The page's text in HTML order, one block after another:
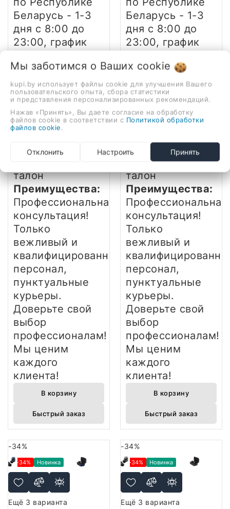
Беларусь - 1-3
дня с 8:00 до
23:00, график
населённый
пункт уточняйте
у менеджера
Гарантия:
фирменный
талон
Преимущества:
Профессиональная
консультация!
Только
вежливый и
квалифицированный
персонал,
пунктуальные
курьеры.
Доверьте свой
выбор
профессионалам!
Мы ценим
каждого
клиента!
В корзину
Быстрый заказ
Беларусь - 1-3
дня с 8:00 до
23:00, график
населённый
пункт уточняйте
у менеджера
Гарантия:
фирменный
гарантийный
талон
Преимущества:
Профессиональная
консультация!
Только
вежливый и
персонал,
пунктуальные
курьеры.
Доверьте свой
выбор
профессионалам!
Мы ценим
каждого
клиента!
В корзину
Быстрый заказ
-34%
-34% Новинка
Ещё 3 варианта
-34%
-34% Новинка
Ещё 3 варианта
Мы заботимся о Ваших cookie
kupi.by использует файлы cookie для улучшения Вашего
пользовательского опыта, сбора статистики
и представления персонализированных рекомендаций.
Нажав «Принять», Вы даете согласие на обработку
файлов cookie в соответствии с Политикой обработки
файлов cookie.
Отклонить Настроить Принять